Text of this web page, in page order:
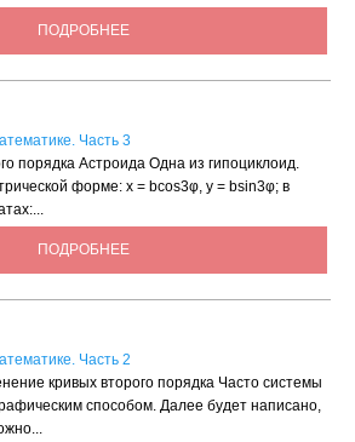
ПОДРОБНЕЕ
Часть 3
порядка Астроида Одна из гипоциклоид.
форме: х = bсоs3φ, у = bsin3φ; в
ПОДРОБНЕЕ
Часть 2
кривых второго порядка Часто системы
способом. Далее будет написано,